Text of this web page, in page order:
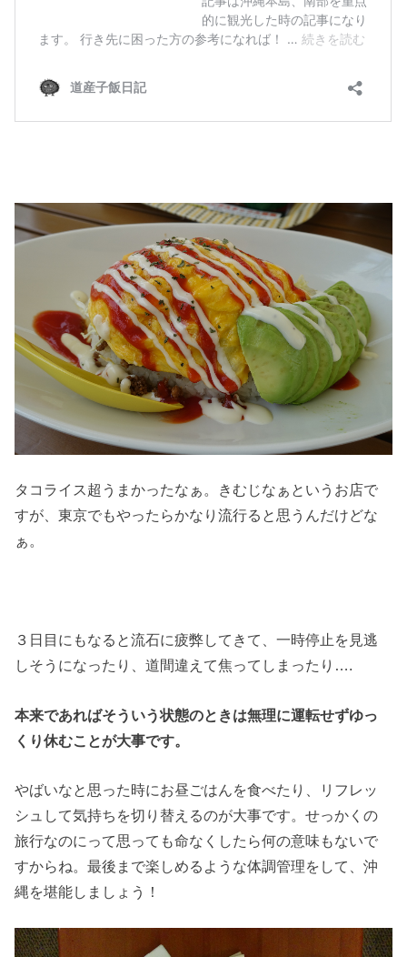
タコライス超うまかったなぁ。きむじなぁというお店で
すが、東京でもやったらかなり流行ると思うんだけどな
ぁ。
３日目にもなると流石に疲弊してきて、一時停止を見逃
しそうになったり、道間違えて焦ってしまったり….
本来であればそういう状態のときは無理に運転せずゆっ
くり休むことが大事です。
やばいなと思った時にお昼ごはんを食べたり、リフレッ
シュして気持ちを切り替えるのが大事です。せっかくの
旅行なのにって思っても命なくしたら何の意味もないで
すからね。最後まで楽しめるような体調管理をして、沖
縄を堪能しましょう！